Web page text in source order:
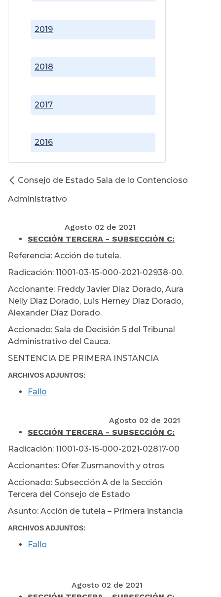
2016
2017
2018
2019
Consejo de Estado Sala de lo Contencioso
Administrativo
Agosto 02 de 2021
SECCIÓN TERCERA - SUBSECCIÓN C:
Referencia: Acción de tutela.
Radicación: 11001-03-15-000-2021-02938-00.
Accionante: Freddy Javier Díaz Dorado, Aura
Nelly Díaz Dorado, Luis Herney Díaz Dorado,
Alexander Díaz Dorado.
Accionado: Sala de Decisión 5 del Tribunal
Administrativo del Cauca.
SENTENCIA DE PRIMERA INSTANCIA
ARCHIVOS ADJUNTOS:
Fallo
Agosto 02 de 2021
SECCIÓN TERCERA - SUBSECCIÓN C:
Radicación: 11001-03-15-000-2021-02817-00
Accionantes: Ofer Zusmanovith y otros
Accionado: Subsección A de la Sección
Tercera del Consejo de Estado
Asunto: Acción de tutela – Primera instancia
ARCHIVOS ADJUNTOS:
Fallo
Agosto 02 de 2021